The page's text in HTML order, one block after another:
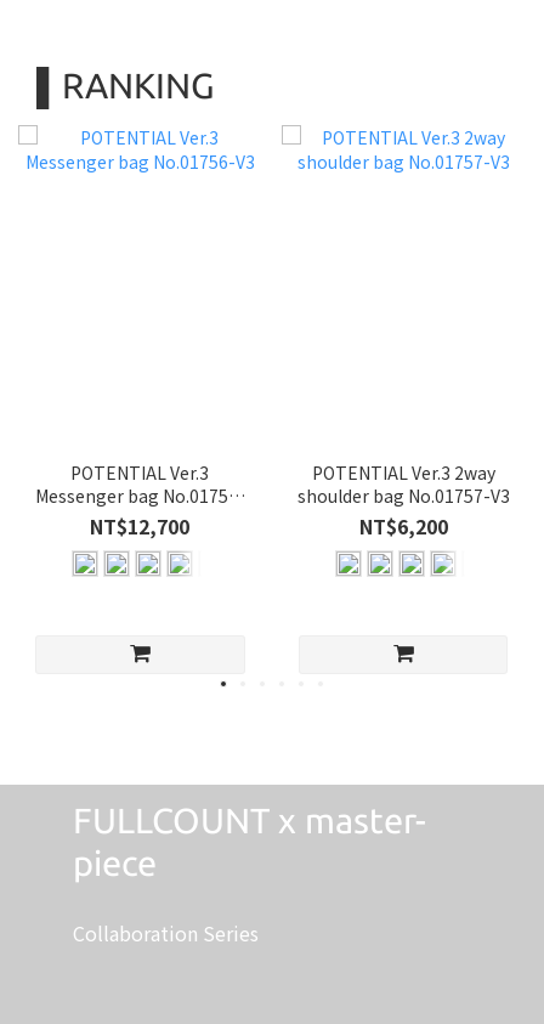
▌RANKING
POTENTIAL Ver.3
Messenger bag No.01756-
V3
NT$12,700
POTENTIAL Ver.3 2way
shoulder bag No.01757-V3
NT$6,200
FULLCOUNT x master-
piece
Collaboration Series